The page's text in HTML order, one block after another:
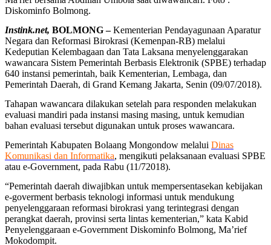
Diskominfo Bolmong.
Instink.net, BOLMONG –Kementerian Pendayagunaan Aparatur
Negara dan Reformasi Birokrasi (Kemenpan-RB) melalui
Kedeputian Kelembagaan dan Tata Laksana menyelenggarakan
wawancara Sistem Pemerintah Berbasis Elektronik (SPBE) terhadap
640 instansi pemerintah, baik Kementerian, Lembaga, dan
Pemerintah Daerah, di Grand Kemang Jakarta, Senin (09/07/2018).
Tahapan wawancara dilakukan setelah para responden melakukan
evaluasi mandiri pada instansi masing masing, untuk kemudian
bahan evaluasi tersebut digunakan untuk proses wawancara.
Pemerintah Kabupaten Bolaang Mongondow melalui Dinas
Komunikasi dan Informatika, mengikuti pelaksanaan evaluasi SPBE
atau e-Government, pada Rabu (11/72018).
“Pemerintah daerah diwajibkan untuk mempersentasekan kebijakan
e-goverment berbasis teknologi informasi untuk mendukung
penyelenggaraan reformasi birokrasi yang terintegrasi dengan
perangkat daerah, provinsi serta lintas kementerian,” kata Kabid
Penyelenggaraan e-Government Diskominfo Bolmong, Ma’rief
Mokodompit.